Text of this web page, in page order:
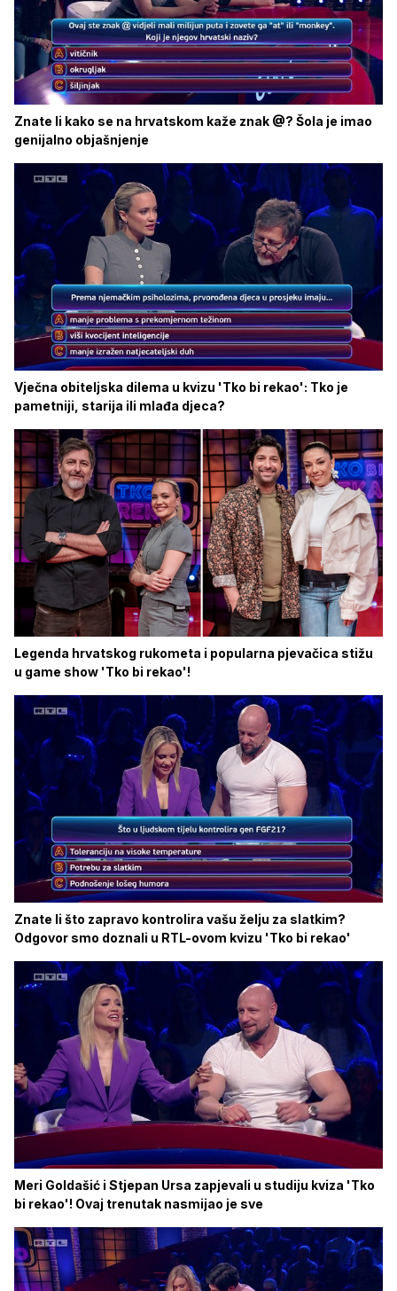
Znate li kako se na hrvatskom kaže znak @? Šola je imao
genijalno objašnjenje
Vječna obiteljska dilema u kvizu 'Tko bi rekao': Tko je
pametniji, starija ili mlađa djeca?
Legenda hrvatskog rukometa i popularna pjevačica stižu
u game show 'Tko bi rekao'!
Znate li što zapravo kontrolira vašu želju za slatkim?
Odgovor smo doznali u RTL-ovom kvizu 'Tko bi rekao'
Meri Goldašić i Stjepan Ursa zapjevali u studiju kviza 'Tko
bi rekao'! Ovaj trenutak nasmijao je sve